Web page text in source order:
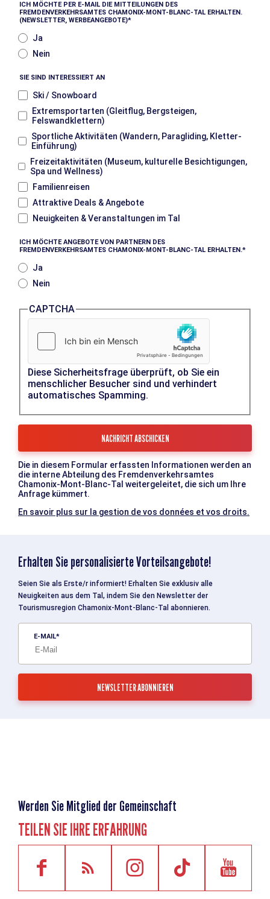
ICH MÖCHTE PER E-MAIL DIE MITTEILUNGEN DES
FREMDENVERKEHRSAMTES CHAMONIX-MONT-BLANC-TAL ERHALTEN.
(NEWSLETTER, WERBEANGEBOTE)
Ja
Nein
SIE SIND INTERESSIERT AN
Ski / Snowboard
Extremsportarten (Gleitflug, Bergsteigen,
Felswandklettern)
Sportliche Aktivitäten (Wandern, Paragliding, Kletter-
Einführung)
Freizeitaktivitäten (Museum, kulturelle Besichtigungen,
Spa und Wellness)
Familienreisen
Attraktive Deals & Angebote
Neuigkeiten & Veranstaltungen im Tal
ICH MÖCHTE ANGEBOTE VON PARTNERN DES
FREMDENVERKEHRSAMTES CHAMONIX-MONT-BLANC-TAL ERHALTEN.
Ja
Nein
CAPTCHA
Diese Sicherheitsfrage überprüft, ob Sie ein
menschlicher Besucher sind und verhindert
automatisches Spamming.
Die in diesem Formular erfassten Informationen werden an
die interne Abteilung des Fremdenverkehrsamtes
Chamonix-Mont-Blanc-Tal weitergeleitet, die sich um Ihre
Anfrage kümmert.
En savoir plus sur la gestion de vos données et vos droits.
Erhalten Sie personalisierte Vorteilsangebote!
Seien Sie als Erste/r informiert! Erhalten Sie exklusiv alle
Neuigkeiten aus dem Tal, indem Sie den Newsletter der
Tourismusregion Chamonix-Mont-Blanc-Tal abonnieren.
E-MAIL
Werden Sie Mitglied der Gemeinschaft
TEILEN SIE IHRE ERFAHRUNG